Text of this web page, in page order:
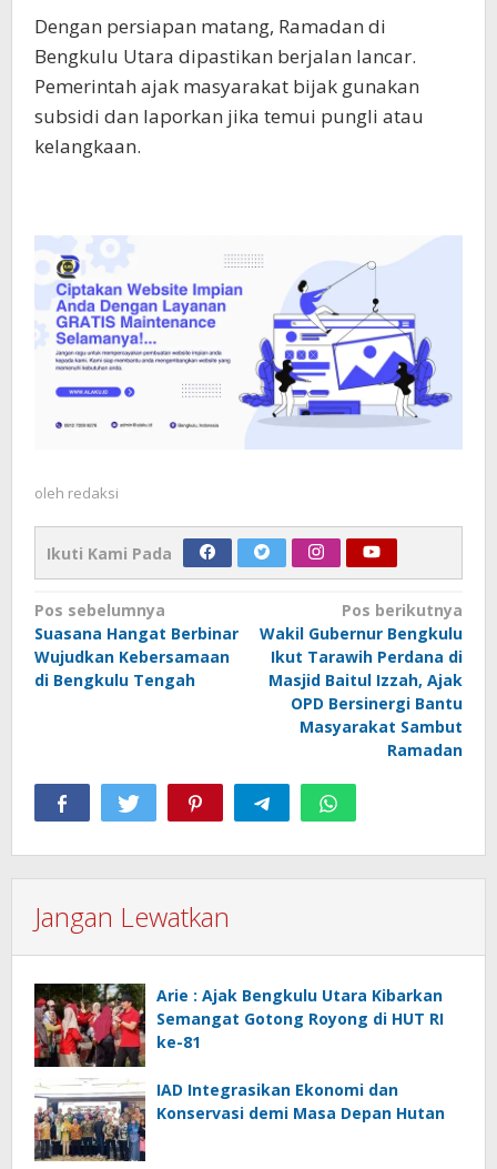
Dengan persiapan matang, Ramadan di
Bengkulu Utara dipastikan berjalan lancar.
Pemerintah ajak masyarakat bijak gunakan
subsidi dan laporkan jika temui pungli atau
kelangkaan.
oleh redaksi
Ikuti Kami Pada
Navigasi
pos
Pos sebelumnya
Suasana Hangat Berbinar
Wujudkan Kebersamaan
di Bengkulu Tengah
Pos berikutnya
Wakil Gubernur Bengkulu
Ikut Tarawih Perdana di
Masjid Baitul Izzah, Ajak
OPD Bersinergi Bantu
Masyarakat Sambut
Ramadan
Jangan Lewatkan
Arie : Ajak Bengkulu Utara Kibarkan
Semangat Gotong Royong di HUT RI
ke-81
IAD Integrasikan Ekonomi dan
Konservasi demi Masa Depan Hutan